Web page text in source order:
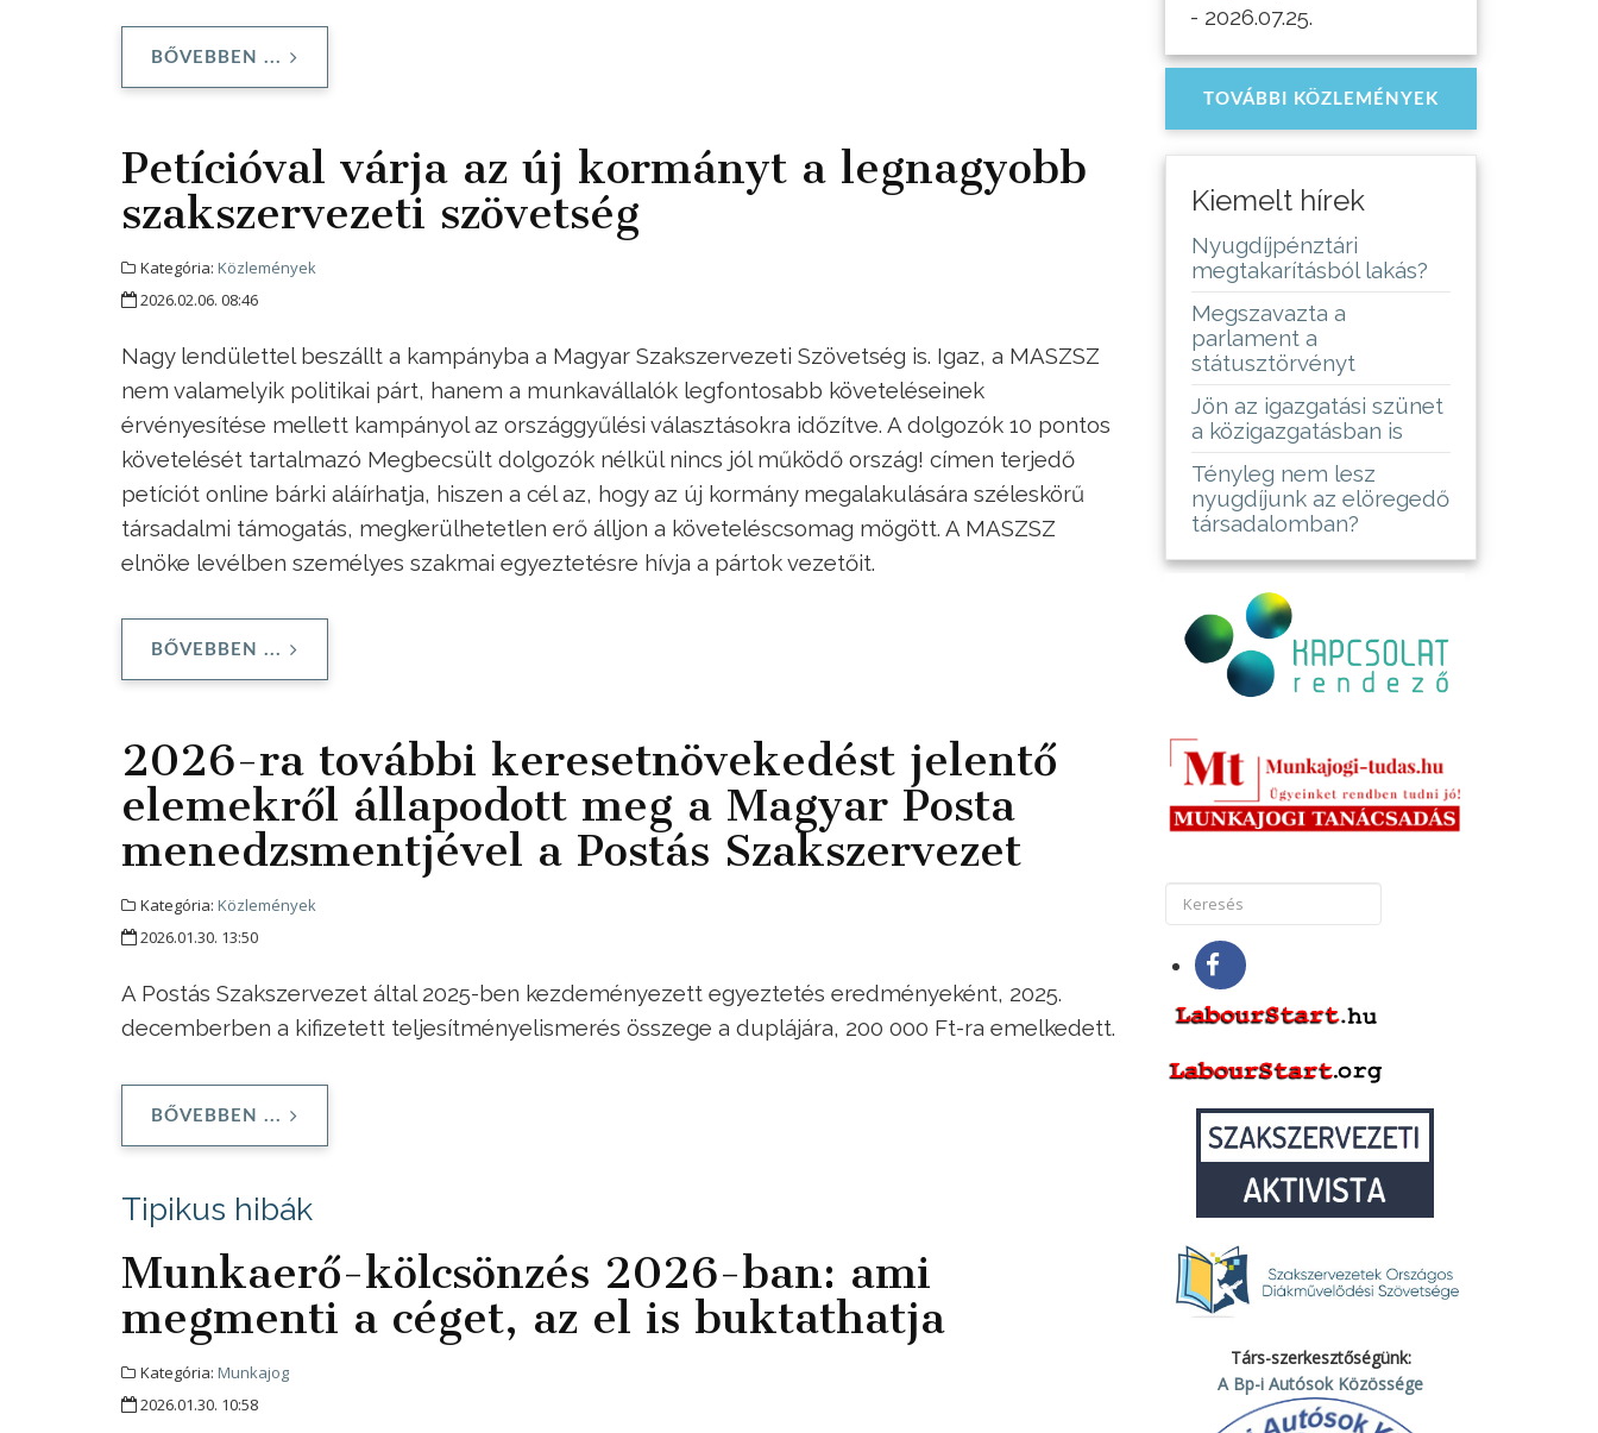
BŐVEBBEN ...
Petícióval várja az új kormányt a legnagyobb
szakszervezeti szövetség
Kategória: Közlemények
2026.02.06. 08:46
Nagy lendülettel beszállt a kampányba a Magyar Szakszervezeti Szövetség is. Igaz, a MASZSZ
nem valamelyik politikai párt, hanem a munkavállalók legfontosabb követeléseinek
érvényesítése mellett kampányol az országgyűlési választásokra időzítve. A dolgozók 10 pontos
követelését tartalmazó Megbecsült dolgozók nélkül nincs jól működő ország! címen terjedő
petíciót online bárki aláírhatja, hiszen a cél az, hogy az új kormány megalakulására széleskörű
társadalmi támogatás, megkerülhetetlen erő álljon a követeléscsomag mögött. A MASZSZ
elnöke levélben személyes szakmai egyeztetésre hívja a pártok vezetőit.
BŐVEBBEN ...
2026-ra további keresetnövekedést jelentő
elemekről állapodott meg a Magyar Posta
menedzsmentjével a Postás Szakszervezet
Kategória: Közlemények
2026.01.30. 13:50
A Postás Szakszervezet által 2025-ben kezdeményezett egyeztetés eredményeként, 2025.
decemberben a kifizetett teljesítményelismerés összege a duplájára, 200 000 Ft-ra emelkedett.
BŐVEBBEN ...
Tipikus hibák
Munkaerő-kölcsönzés 2026-ban: ami
megmenti a céget, az el is buktathatja
Kategória: Munkajog
2026.01.30. 10:58
- 2026.07.25.
TOVÁBBI KÖZLEMÉNYEK
Kiemelt hírek
Nyugdíjpénztári
megtakarításból lakás?
Megszavazta a
parlament a
státusztörvényt
Jön az igazgatási szünet
a közigazgatásban is
Tényleg nem lesz
nyugdíjunk az elöregedő
társadalomban?
Társ-szerkesztőségünk:
A Bp-i Autósok Közössége